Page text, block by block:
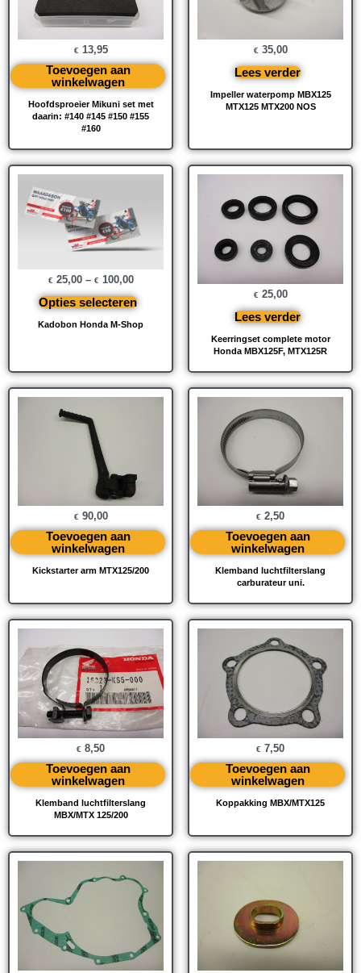
Hoofdsproeier Mikuni set met
daarin: #140 #145 #150 #155
#160
€ 13,95
Toevoegen aan
winkelwagen
Impeller waterpomp MBX125
MTX125 MTX200 NOS
€ 35,00
Lees verder
Kadobon Honda M-Shop
€ 25,00– € 100,00
Opties selecteren
Keerringset complete motor
Honda MBX125F, MTX125R
€ 25,00
Lees verder
Kickstarter arm MTX125/200
€ 90,00
Toevoegen aan
winkelwagen
Klemband luchtfilterslang
carburateur uni.
€ 2,50
Toevoegen aan
winkelwagen
Klemband luchtfilterslang
MBX/MTX 125/200
€ 8,50
Toevoegen aan
winkelwagen
Koppakking MBX/MTX125
€ 7,50
Toevoegen aan
winkelwagen